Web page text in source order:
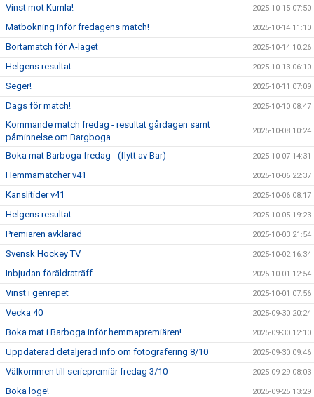
Vinst mot Kumla! 2025-10-15 07:50
Matbokning inför fredagens match! 2025-10-14 11:10
Bortamatch för A-laget 2025-10-14 10:26
Helgens resultat 2025-10-13 06:10
Seger! 2025-10-11 07:09
Dags för match! 2025-10-10 08:47
Kommande match fredag - resultat gårdagen samt
påminnelse om Bargboga
2025-10-08 10:24
Boka mat Barboga fredag - (flytt av Bar) 2025-10-07 14:31
Hemmamatcher v41 2025-10-06 22:37
Kanslitider v41 2025-10-06 08:17
Helgens resultat 2025-10-05 19:23
Premiären avklarad 2025-10-03 21:54
Svensk Hockey TV 2025-10-02 16:34
Inbjudan föräldraträff 2025-10-01 12:54
Vinst i genrepet 2025-10-01 07:56
Vecka 40 2025-09-30 20:24
Boka mat i Barboga inför hemmapremiären! 2025-09-30 12:10
Uppdaterad detaljerad info om fotografering 8/10 2025-09-30 09:46
Välkommen till seriepremiär fredag 3/10 2025-09-29 08:03
Boka loge! 2025-09-25 13:29